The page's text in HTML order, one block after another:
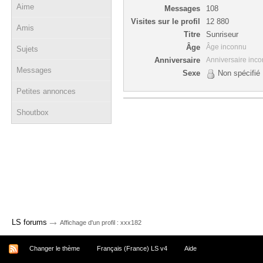
Aime
Amis
Sujets
Messages
Petites annonces
Shoutbox
Messages
108
Visites sur le profil
12 880
Titre
Sunriseur
Âge
Âge inconnu
Anniversaire Anniversaire
Sexe Non spécifié
LS forums → Affichage d'un profil : xxx182
Changer le thème Français (France) LS v4 Aide